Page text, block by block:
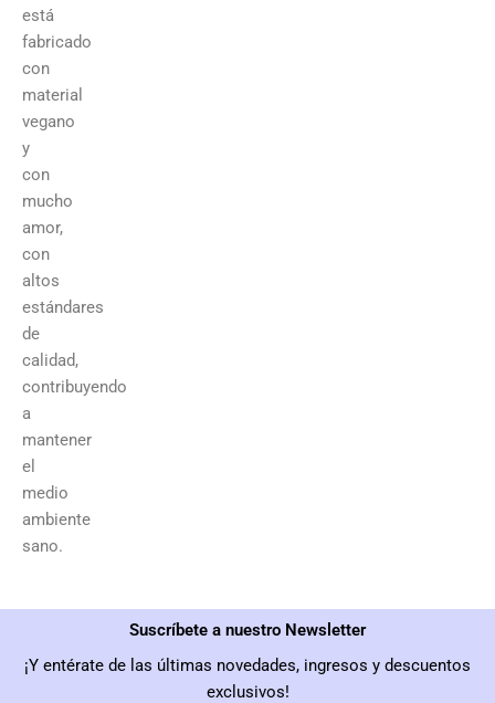
está
fabricado
con
material
vegano
y
con
mucho
amor,
con
altos
estándares
de
calidad,
contribuyendo
a
mantener
el
medio
ambiente
sano.
Suscríbete a nuestro Newsletter
¡Y entérate de las últimas novedades, ingresos y descuentos
exclusivos!